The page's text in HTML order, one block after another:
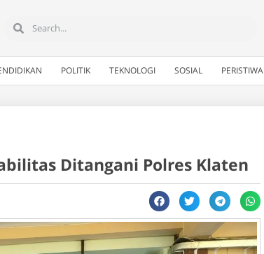
POLITIK TEKNOLOGI SOSIAL PERISTIWA
Ditangani Polres Klaten